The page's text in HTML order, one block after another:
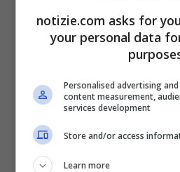
Ci sono unità di
vari centri di
simboli del regime
non nasce per caso, è
ha
non vogliamo né armi
chiede soltanto di non
notizie.com asks for
your personal data
Personalised advertising
content measurement,
services development
Store and/or access
Learn more